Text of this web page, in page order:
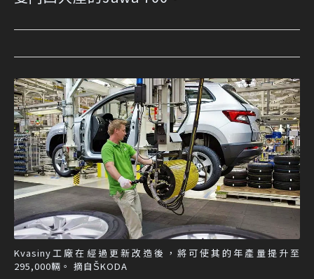
Kvasiny工廠在經過更新改造後，將可使其的年產量提升至
295,000輛。 摘自ŠKODA